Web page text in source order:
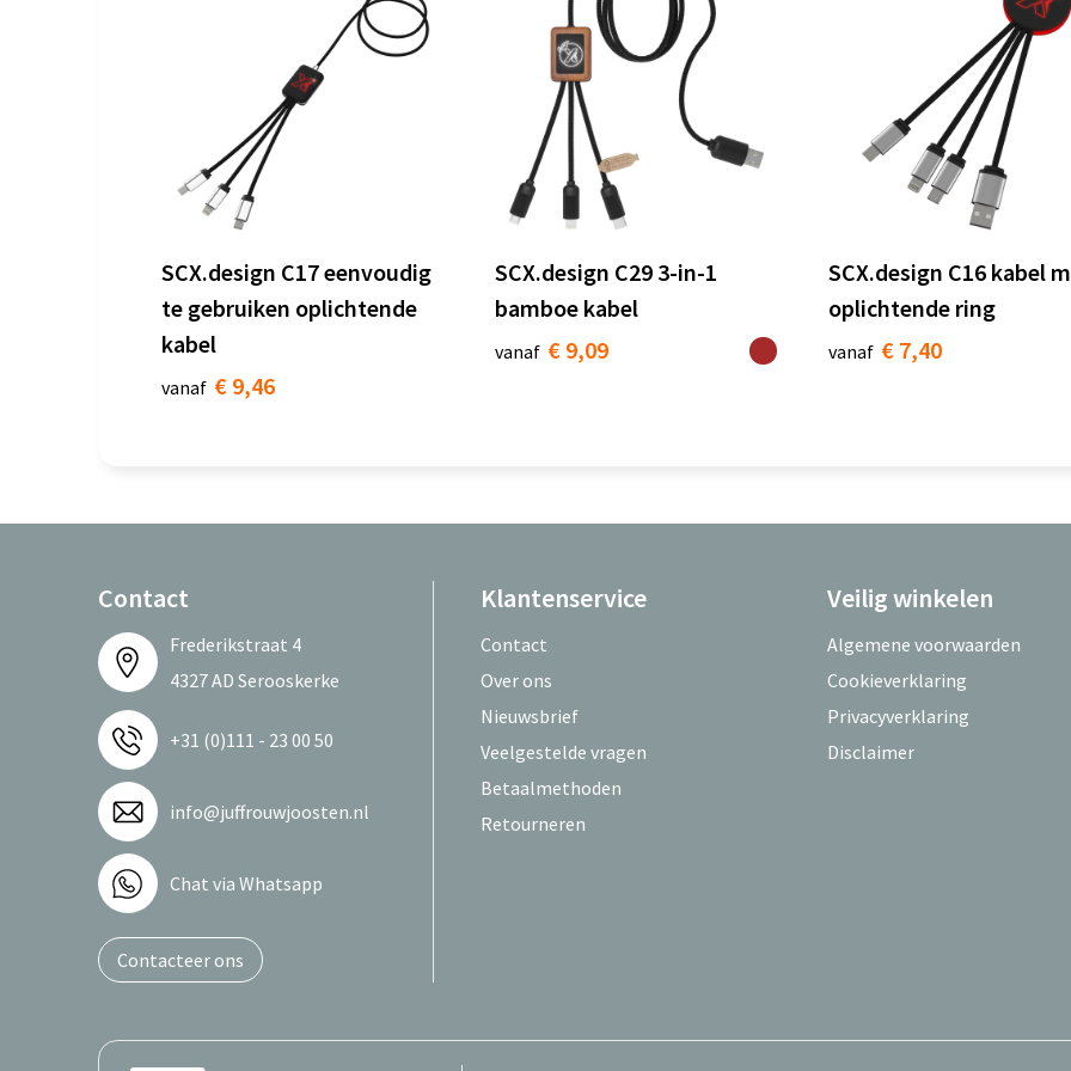
SCX.design C17 eenvoudig
te gebruiken oplichtende
kabel
vanaf € 9,46
SCX.design C29 3-in-1
bamboe kabel
vanaf € 9,09
SCX.design C16 kabel
oplichtende ring
vanaf € 7,40
Contact
Frederikstraat 4
4327 AD Serooskerke
+31 (0)111 - 23 00 50
info@juffrouwjoosten.nl
Chat via Whatsapp
Contacteer ons
Klantenservice
Contact
Over ons
Nieuwsbrief
Veelgestelde vragen
Betaalmethoden
Retourneren
Veilig winkelen
Algemene voorwaarden
Cookieverklaring
Privacyverklaring
Disclaimer